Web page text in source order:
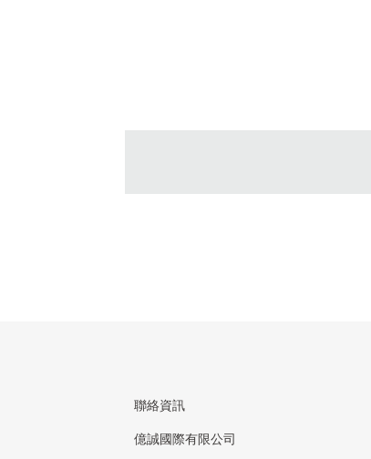
聯絡資訊
億誠國際有限公司